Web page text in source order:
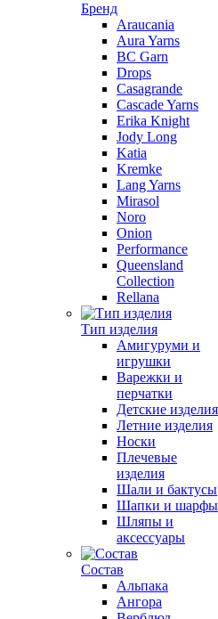
Бренд
Araucania
Aura Yarns
BC Garn
Drops
Casagrande
Cascade Yarns
Erika Knight
Jody Long
Katia
Kremke
Lang Yarns
Mirasol
Noro
Onion
Performance
Queensland
Collection
Rellana
Тип изделия
Амигуруми и
игрушки
Варежки и
перчатки
Детские изделия
Летние изделия
Носки
Плечевые
изделия
Шали и бактусы
Шапки и шарфы
Шляпы и
аксессуары
Состав
Альпака
Ангора